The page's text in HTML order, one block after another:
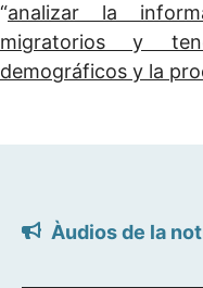
“analizar la
migratorios y
demográficos y la
Àudios de la